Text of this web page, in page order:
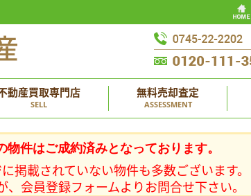
動産買取専門店
SELL
無料売却査定
ASSESSMENT
物件はご成約済みとなっております。
掲載されていない物件も多数ございます。
、会員登録フォームよりお問合せ下さい。